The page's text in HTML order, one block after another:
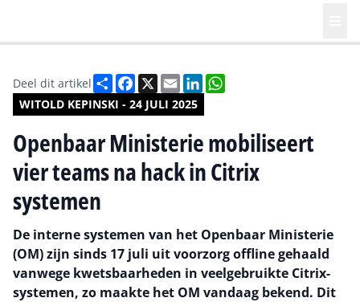
WITOLD KEPINSKI - 24 JULI 2025
Deel dit artikel DeelFacebook
X EmailLinkedIn
Openbaar Ministerie mobiliseert
vier teams na hack in Citrix
systemen
De interne systemen van het Openbaar Ministerie
(OM) zijn sinds 17 juli uit voorzorg offline gehaald
vanwege kwetsbaarheden in veelgebruikte Citrix-
systemen, zo maakte het OM vandaag bekend. Dit